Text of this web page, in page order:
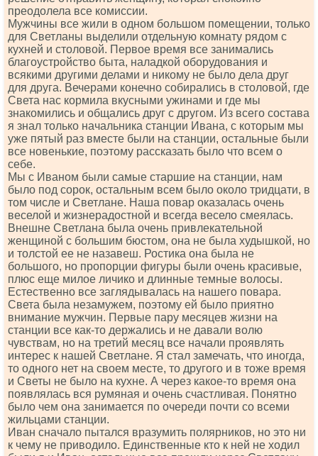
преодолела все комиссии.
Мужчины все жили в одном большом помещении, только
для Светланы выделили отдельную комнату рядом с
кухней и столовой. Первое время все занимались
благоустройство быта, наладкой оборудования и
всякими другими делами и никому не было дела друг
для друга. Вечерами конечно собирались в столовой, где
Света нас кормила вкусными ужинами и где мы
знакомились и общались друг с другом. Из всего состава
я знал только начальника станции Ивана, с которым мы
уже пятый раз вместе были на станции, остальные были
все новенькие, поэтому рассказать было что всем о
себе.
Мы с Иваном были самые старшие на станции, нам
было под сорок, остальным всем было около тридцати, в
том числе и Светлане. Наша повар оказалась очень
веселой и жизнерадостной и всегда весело смеялась.
Внешне Светлана была очень привлекательной
женщиной с большим бюстом, она не была худышкой, но
и толстой ее не назавеш. Ростика она была не
большого, но пропорции фигуры были очень красивые,
плюс еще милое личико и длинные темные волосы.
Естественно все заглядывалась на нашего повара.
Света была незамужем, поэтому ей было приятно
внимание мужчин. Первые пару месяцев жизни на
станции все как-то держались и не давали волю
чувствам, но на третий месяц все начали проявлять
интерес к нашей Светлане. Я стал замечать, что иногда,
то одного нет на своем месте, то другого и в тоже время
и Светы не было на кухне. А через какое-то время она
появлялась вся румяная и очень счастливая. Понятно
было чем она занимается по очереди почти со всеми
жильцами станции.
Иван сначало пытался вразумить полярников, но это ни
к чему не приводило. Единственные кто к ней не ходил